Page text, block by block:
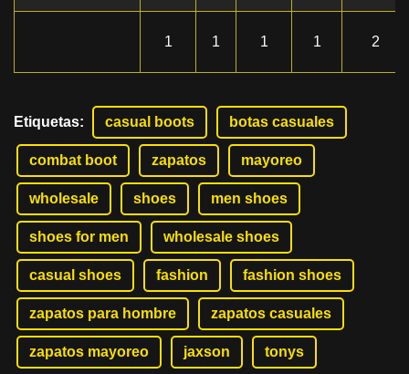
1 1 1 1 2
Etiquetas: casual boots botas casuales
combat boot zapatos mayoreo
wholesale shoes men shoes
shoes for men wholesale shoes
casual shoes fashion fashion shoes
zapatos para hombre zapatos casuales
zapatos mayoreo jaxson tonys